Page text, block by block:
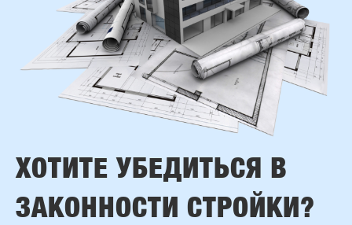
ХОТИТЕ УБЕДИТЬСЯ В
ЗАКОННОСТИ СТРОЙКИ?